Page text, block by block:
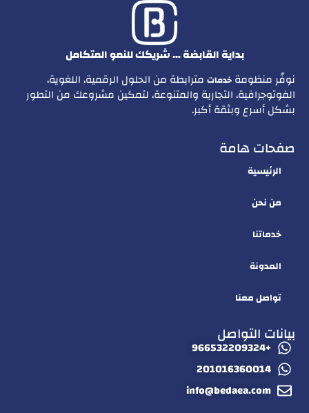
بداية القابضة … شريكك للنمو المتكامل
نوفّر منظومة خدمات مترابطة من الحلول الرقمية، اللغوية،
الفوتوجرافية، التجارية والمتنوعة، لتمكين مشروعك من التطور
بشكل أسرع وبثقة أكبر.
صفحات هامة
الرئيسية
من نحن
خدماتنا
المدونة
تواصل معنا
بيانات التواصل
+966532209324
201016360014
info@bedaea.com